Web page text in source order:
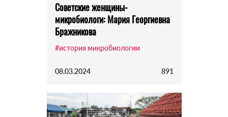
Советские женщины-
микробиологи: Мария Георгиевна
Бражникова
#история микробиологии
08.03.2024 891